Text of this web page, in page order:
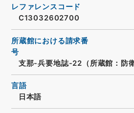
レファレンスコード
C13032602700
所蔵館における請求番
号
支那-兵要地誌-22（所蔵館：防
言語
日本語